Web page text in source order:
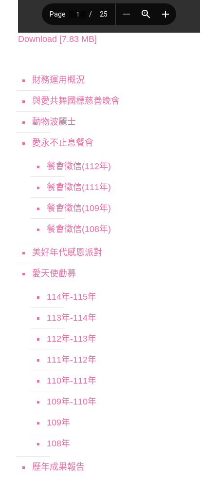
Download [7.83 MB]
財務運用概況
與愛共舞國標慈善晚會
動物波麗士
愛永不止息餐會
餐會徵信(112年)
餐會徵信(111年)
餐會徵信(109年)
餐會徵信(108年)
美好年代感恩派對
愛天使勸募
114年-115年
113年-114年
112年-113年
111年-112年
110年-111年
109年-110年
109年
108年
歷年成果報告